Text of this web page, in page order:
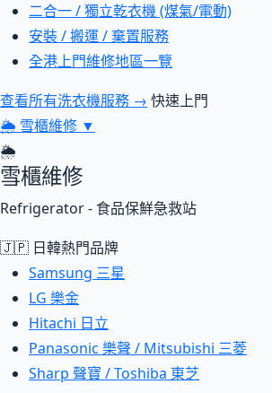
二合一 / 獨立乾衣機 (煤氣/電動)
安裝 / 搬運 / 棄置服務
全港上門維修地區一覽
查看所有洗衣機服務 → 快速上門
🌦 雪櫃維修 ▼
🌦
雪櫃維修
Refrigerator - 食品保鮮急救站
🇯🇵 日韓熱門品牌
Samsung 三星
LG 樂金
Hitachi 日立
Panasonic 樂聲 / Mitsubishi 三菱
Sharp 聲寶 / Toshiba 東芝